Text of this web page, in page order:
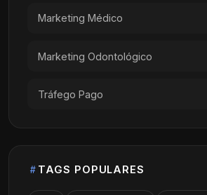
Marketing Médico
Marketing Odontológico
Tráfego Pago
TAGS POPULARES